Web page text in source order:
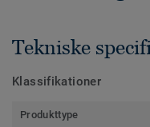
Tekniske
Klassifikationer
Produkttype